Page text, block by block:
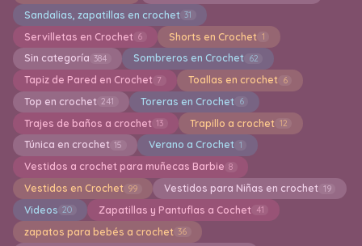
Sandalias, zapatillas en crochet 31
Servilletas en Crochet 6 Shorts en Crochet 1
Sin categoría 384 Sombreros en Crochet 62
Tapiz de Pared en Crochet 7 Toallas en crochet 6
Top en crochet 241 Toreras en Crochet 6
Trajes de baños a crochet 13 Trapillo a crochet 12
Túnica en crochet 15 Verano a Crochet 1
Vestidos a crochet para muñecas Barbie 8
Vestidos en Crochet 99 Vestidos para Niñas en crochet 19
Videos 20 Zapatillas y Pantuflas a Cochet 41
zapatos para bebés a crochet 36